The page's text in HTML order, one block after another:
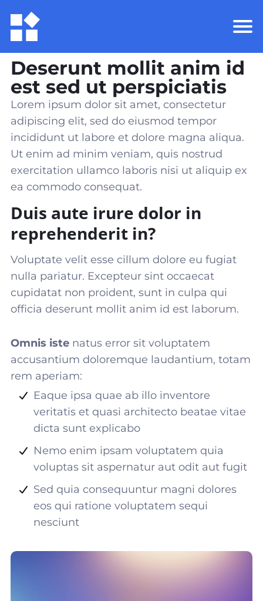
Deserunt mollit anim id
est sed ut perspiciatis
Lorem ipsum dolor sit amet, consectetur
adipiscing elit, sed do eiusmod tempor
incididunt ut labore et dolore magna aliqua.
Ut enim ad minim veniam, quis nostrud
exercitation ullamco laboris nisi ut aliquip ex
ea commodo consequat.
Duis aute irure dolor in
reprehenderit in?
Voluptate velit esse cillum dolore eu fugiat
nulla pariatur. Excepteur sint occaecat
cupidatat non proident, sunt in culpa qui
officia deserunt mollit anim id est laborum.
Omnis iste natus error sit voluptatem
accusantium doloremque laudantium, totam
rem aperiam:
Eaque ipsa quae ab illo inventore
veritatis et quasi architecto beatae vitae
dicta sunt explicabo
Nemo enim ipsam voluptatem quia
voluptas sit aspernatur aut odit aut fugit
Sed quia consequuntur magni dolores
eos qui ratione voluptatem sequi
nesciunt